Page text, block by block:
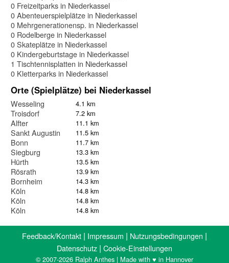
0 Freizeitparks in Niederkassel
0 Abenteuerspielplätze in Niederkassel
0 Mehrgenerationensp. in Niederkassel
0 Rodelberge in Niederkassel
0 Skateplätze in Niederkassel
0 Kindergeburtstage in Niederkassel
1 Tischtennisplatten in Niederkassel
0 Kletterparks in Niederkassel
Orte (Spielplätze) bei Niederkassel
Wesseling 4.1 km
Troisdorf 7.2 km
Alfter 11.1 km
Sankt Augustin 11.5 km
Bonn 11.7 km
Siegburg 13.3 km
Hürth 13.5 km
Rösrath 13.9 km
Bornheim 14.3 km
Köln 14.8 km
Köln 14.8 km
Köln 14.8 km
Feedback/Kontakt | Impressum | Nutzungsbedingungen |
Datenschutz | Cookie-Einstellungen
© 2007-2026 Ralph Anthes | Made with ♥ in Hannover